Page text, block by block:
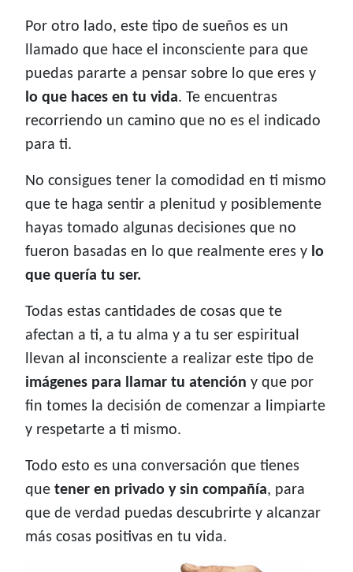
Por otro lado, este tipo de sueños es un
llamado que hace el inconsciente para que
puedas pararte a pensar sobre lo que eres y
lo que haces en tu vida. Te encuentras
recorriendo un camino que no es el indicado
para ti.
No consigues tener la comodidad en ti mismo
que te haga sentir a plenitud y posiblemente
hayas tomado algunas decisiones que no
fueron basadas en lo que realmente eres y lo
que quería tu ser.
Todas estas cantidades de cosas que te
afectan a ti, a tu alma y a tu ser espiritual
llevan al inconsciente a realizar este tipo de
imágenes para llamar tu atención y que por
fin tomes la decisión de comenzar a limpiarte
y respetarte a ti mismo.
Todo esto es una conversación que tienes
que tener en privado y sin compañía, para
que de verdad puedas descubrirte y alcanzar
más cosas positivas en tu vida.